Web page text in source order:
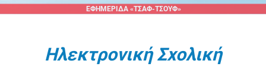
ΕΦΗΜΕΡΙΔΑ «ΤΣΑΦ-ΤΣΟΥΦ»
Ηλεκτρονική Σχολική